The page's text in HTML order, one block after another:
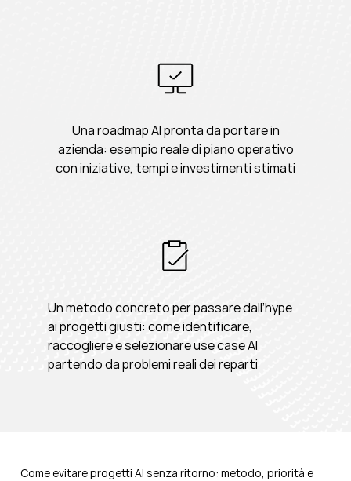
Una roadmap AI pronta da portare in
azienda: esempio reale di piano operativo
con iniziative, tempi e investimenti stimati
Un metodo concreto per passare dall’hype
ai progetti giusti: come identificare,
raccogliere e selezionare use case AI
partendo da problemi reali dei reparti
Come evitare progetti AI senza ritorno: metodo, priorità e